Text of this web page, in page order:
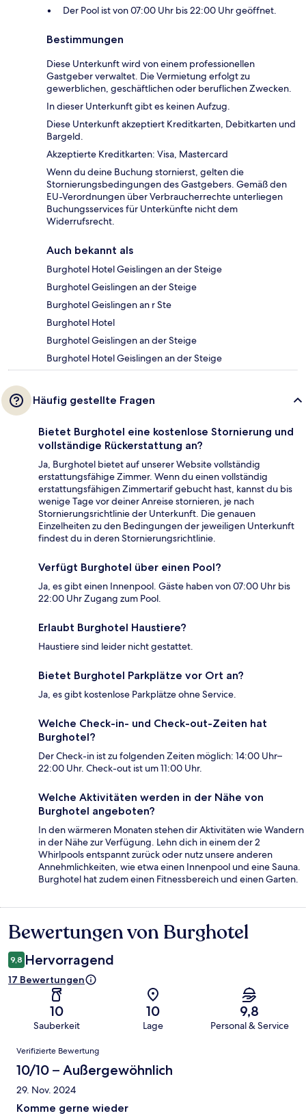
Der Pool ist von 07:00 Uhr bis 22:00 Uhr geöffnet.
Bestimmungen
Diese Unterkunft wird von einem professionellen
Gastgeber verwaltet. Die Vermietung erfolgt zu
gewerblichen, geschäftlichen oder beruflichen Zwecken.
In dieser Unterkunft gibt es keinen Aufzug.
Diese Unterkunft akzeptiert Kreditkarten, Debitkarten und
Bargeld.
Akzeptierte Kreditkarten: Visa, Mastercard
Wenn du deine Buchung stornierst, gelten die
Stornierungsbedingungen des Gastgebers. Gemäß den
EU-Verordnungen über Verbraucherrechte unterliegen
Buchungsservices für Unterkünfte nicht dem
Widerrufsrecht.
Auch bekannt als
Burghotel Hotel Geislingen an der Steige
Burghotel Geislingen an der Steige
Burghotel Geislingen an r Ste
Burghotel Hotel
Burghotel Geislingen an der Steige
Burghotel Hotel Geislingen an der Steige
Häufig gestellte Fragen
Bietet Burghotel eine kostenlose Stornierung und
vollständige Rückerstattung an?
Ja, Burghotel bietet auf unserer Website vollständig
erstattungsfähige Zimmer. Wenn du einen vollständig
erstattungsfähigen Zimmertarif gebucht hast, kannst du bis
wenige Tage vor deiner Anreise stornieren, je nach
Stornierungsrichtlinie der Unterkunft. Die genauen
Einzelheiten zu den Bedingungen der jeweiligen Unterkunft
findest du in deren Stornierungsrichtlinie.
Verfügt Burghotel über einen Pool?
Ja, es gibt einen Innenpool. Gäste haben von 07:00 Uhr bis
22:00 Uhr Zugang zum Pool.
Erlaubt Burghotel Haustiere?
Haustiere sind leider nicht gestattet.
Bietet Burghotel Parkplätze vor Ort an?
Ja, es gibt kostenlose Parkplätze ohne Service.
Welche Check-in- und Check-out-Zeiten hat
Burghotel?
Der Check-in ist zu folgenden Zeiten möglich: 14:00 Uhr–
22:00 Uhr. Check-out ist um 11:00 Uhr.
Welche Aktivitäten werden in der Nähe von
Burghotel angeboten?
In den wärmeren Monaten stehen dir Aktivitäten wie Wandern
in der Nähe zur Verfügung. Lehn dich in einem der 2
Whirlpools entspannt zurück oder nutz unsere anderen
Annehmlichkeiten, wie etwa einen Innenpool und eine Sauna.
Burghotel hat zudem einen Fitnessbereich und einen Garten.
Bewertungen
Bewertungen von Burghotel
9,8 Hervorragend
17 Bewertungen
10
Sauberkeit
10
Lage
9,8
Personal & Service
Bewertungen
Verifizierte Bewertung
10/10 – Außergewöhnlich
29. Nov. 2024
Komme gerne wieder